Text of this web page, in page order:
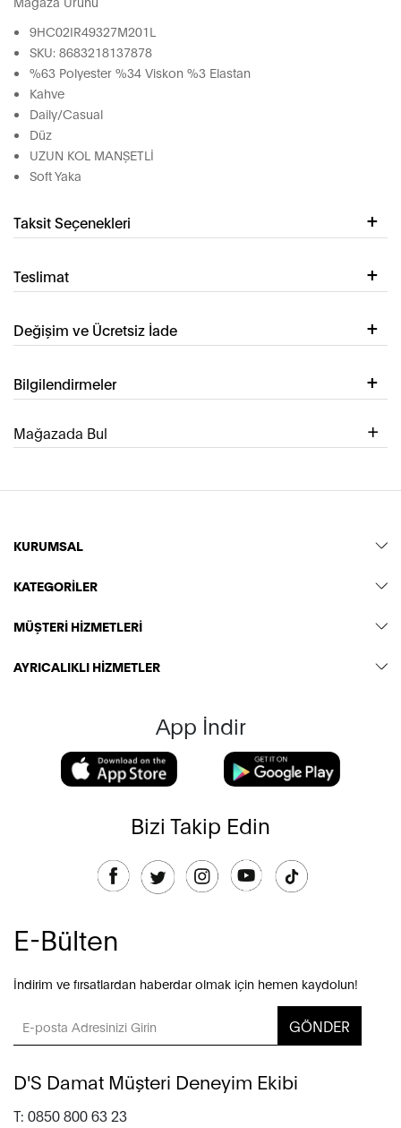
9HC02IR49327M201L
SKU: 8683218137878
%63 Polyester %34 Viskon %3 Elastan
Kahve
Daily/Casual
Düz
UZUN KOL MANŞETLİ
Soft Yaka
Taksit Seçenekleri
Teslimat
Değişim ve Ücretsiz İade
Bilgilendirmeler
Mağazada Bul
KURUMSAL
KATEGORİLER
MÜŞTERİ HİZMETLERİ
AYRICALIKLI HİZMETLER
App İndir
Bizi Takip Edin
E-Bülten
İndirim ve fırsatlardan haberdar olmak için hemen kaydolun!
GÖNDER
D'S Damat Müşteri Deneyim Ekibi
T: 0850 800 63 23